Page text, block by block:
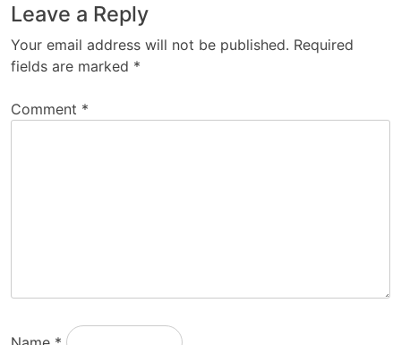
Leave a Reply
Your email address will not be published. Required
fields are marked *
Comment *